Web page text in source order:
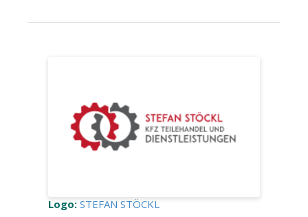
Logo: STEFAN STÖCKL